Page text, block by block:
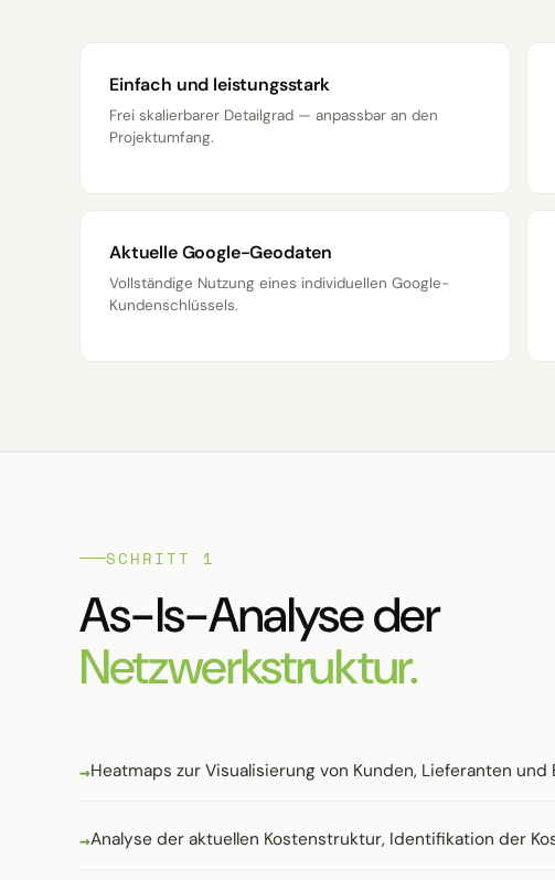
Einfach und leistungsstark
Frei skalierbarer Detailgrad — anpassbar an den
Projektumfang.
Aktuelle Google-Geodaten
Vollständige Nutzung eines individuellen Google-
Kundenschlüssels.
SCHRITT 1
As-Is-Analyse der
Netzwerkstruktur.
Heatmaps zur Visualisierung von Kunden, Lieferanten und
Analyse der aktuellen Kostenstruktur, Identifikation der